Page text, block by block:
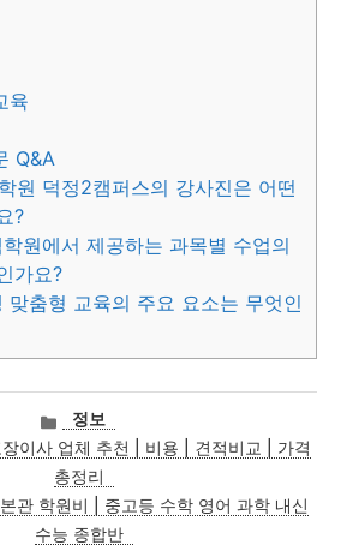
육
Q&A
원 덕정2캠퍼스의 강사진은 어떤
?
원에서 제공하는 과목별 수업의
가요?
맞춤형 교육의 주요 요소는 무엇인
카
테
고
리
정보
이사 업체 추천 | 비용 | 견적비교 | 가격
총정리
관 학원비 | 중고등 수학 영어 과학 내신
수능 종합반